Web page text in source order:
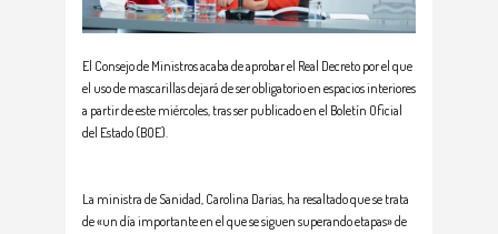
El Consejo de Ministros acaba de aprobar el Real Decreto por el que
el uso de mascarillas dejará de ser obligatorio en espacios interiores
a partir de este miércoles, tras ser publicado en el Boletín Oficial
del Estado (BOE).
La ministra de Sanidad, Carolina Darias, ha resaltado que se trata
de «un día importante en el que se siguen superando etapas» de